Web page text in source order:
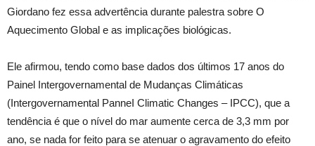
Giordano fez essa advertência durante palestra sobre O
Aquecimento Global e as implicações biológicas.
Ele afirmou, tendo como base dados dos últimos 17 anos do
Painel Intergovernamental de Mudanças Climáticas
(Intergovernamental PanneI Climatic Changes – IPCC), que a
tendência é que o nível do mar aumente cerca de 3,3 mm por
ano, se nada for feito para se atenuar o agravamento do efeito